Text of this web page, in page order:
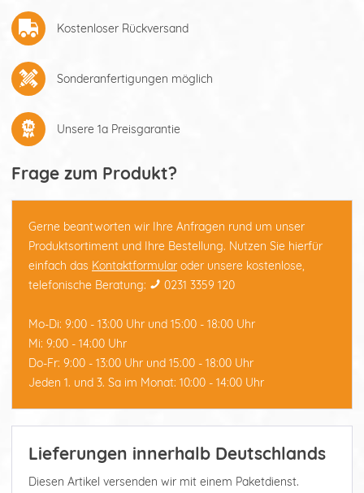
Kostenloser Rückversand
Sonderanfertigungen möglich
Unsere 1a Preisgarantie
Frage zum Produkt?
Gerne beantworten wir Ihre Anfragen rund um unser
Produktsortiment und Ihre Bestellung. Nutzen Sie hierfür
einfach das Kontaktformular oder unsere kostenlose,
telefonische Beratung:
0231 3359 120
Mo-Di: 9:00 - 13:00 Uhr und 15:00 - 18:00 Uhr
Mi: 9:00 - 14:00 Uhr
Do-Fr: 9:00 - 13:00 Uhr und 15:00 - 18:00 Uhr
Jeden 1. und 3. Sa im Monat: 10:00 - 14:00 Uhr
Lieferungen innerhalb Deutschlands
Diesen Artikel versenden wir mit einem Paketdienst.